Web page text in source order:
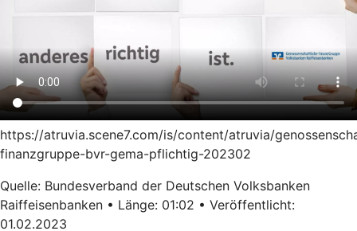
https://atruvia.scene7.com/is/content/atruvia/
finanzgruppe-bvr-gema-pflichtig-202302
Quelle: Bundesverband der Deutschen Volksbanken
Raiffeisenbanken • Länge: 01:02 • Veröffentlicht:
01.02.2023